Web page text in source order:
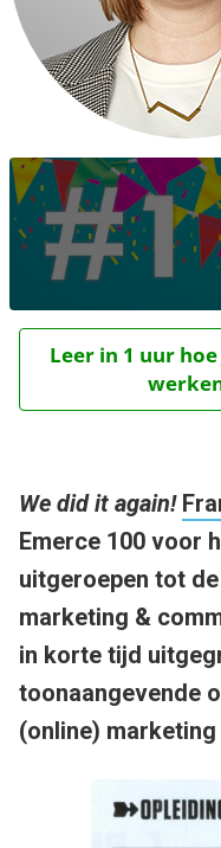
Leer in 1 uur
We did it again!
Emerce 100 voor
uitgeroepen tot
marketing &
in korte tijd
toonaangevende
(online)